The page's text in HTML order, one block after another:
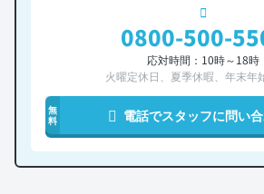
0800-500-
応対時間：10時～18時
火曜定休日、夏季休暇、年末年
無
料
電話でスタッフに問い